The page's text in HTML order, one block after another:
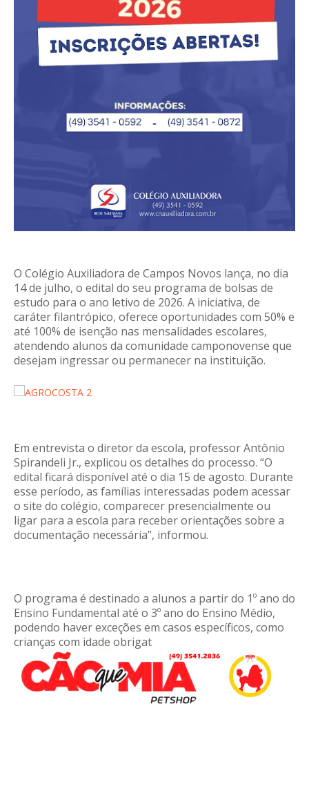
O Colégio Auxiliadora de Campos Novos lança, no dia
14 de julho, o edital do seu programa de bolsas de
estudo para o ano letivo de 2026. A iniciativa, de
caráter filantrópico, oferece oportunidades com 50% e
até 100% de isenção nas mensalidades escolares,
atendendo alunos da comunidade camponovense que
desejam ingressar ou permanecer na instituição.
Em entrevista o diretor da escola, professor Antônio
Spirandeli Jr., explicou os detalhes do processo. “O
edital ficará disponível até o dia 15 de agosto. Durante
esse período, as famílias interessadas podem acessar
o site do colégio, comparecer presencialmente ou
ligar para a escola para receber orientações sobre a
documentação necessária”, informou.
O programa é destinado a alunos a partir do 1º ano do
Ensino Fundamental até o 3º ano do Ensino Médio,
podendo haver exceções em casos específicos, como
crianças com idade obrigat